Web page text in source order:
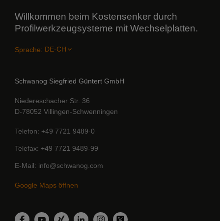
Willkommen beim Kostensenker durch
Profilwerkzeugsysteme mit Wechselplatten.
Sprache:
Schwanog Siegfried Güntert GmbH
Niedereschacher Str. 36
D-78052 Villingen-Schwenningen
Telefon +49 7721 9489-0
Telefax +49 7721 9489-99
E-Mail info@schwanog.com
Google Maps öffnen